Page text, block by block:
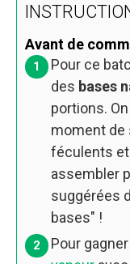
Avant de
Pour ce
des bases
portions.
moment de
féculents et
assembler
suggérées
bases" !
Pour